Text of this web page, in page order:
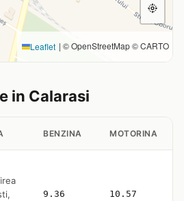
Leaflet | © OpenStreetMap © CARTO
in Calarasi
BENZINA MOTORINA
9.36 10.57